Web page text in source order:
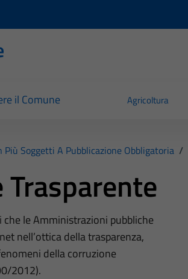
il Comune Agricoltura
Più Soggetti A Pubblicazione Obbligatoria /
le Amministrazioni pubbliche
nell’ottica della trasparenza,
della corruzione
2012).